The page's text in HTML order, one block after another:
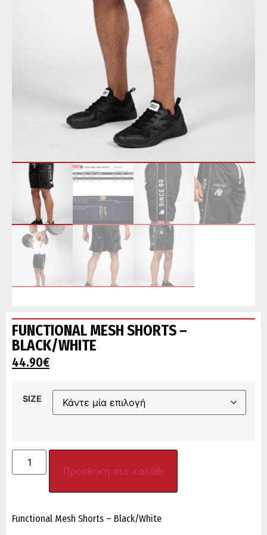
FUNCTIONAL MESH SHORTS –
BLACK/WHITE
44.90€
SIZE
Προσθήκη στο καλάθι
Functional Mesh Shorts – Black/White